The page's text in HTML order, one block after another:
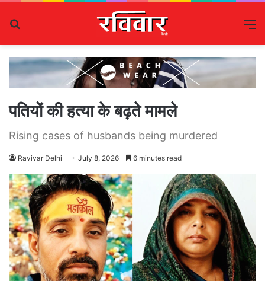
पतियों की हत्या के बढ़ते मामले
Rising cases of husbands being murdered
Ravivar Delhi July 8, 2026 6 minutes read